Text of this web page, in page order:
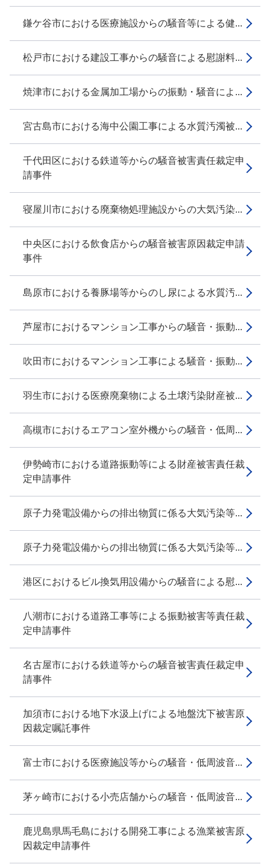
鎌ケ谷市における医療施設からの騒音等による健...
松戸市における建設工事からの騒音による慰謝料...
焼津市における金属加工場からの振動・騒音によ...
宮古島市における海中公園工事による水質汚濁被...
千代田区における鉄道等からの騒音被害責任裁定申
請事件
寝屋川市における廃棄物処理施設からの大気汚染...
中央区における飲食店からの騒音被害原因裁定申請
事件
島原市における養豚場等からのし尿による水質汚...
芦屋市におけるマンション工事からの騒音・振動...
吹田市におけるマンション工事による騒音・振動...
羽生市における医療廃棄物による土壌汚染財産被...
高槻市におけるエアコン室外機からの騒音・低周...
伊勢崎市における道路振動等による財産被害責任裁
定申請事件
原子力発電設備からの排出物質に係る大気汚染等...
原子力発電設備からの排出物質に係る大気汚染等...
港区におけるビル換気用設備からの騒音による慰...
八潮市における道路工事等による振動被害等責任裁
定申請事件
名古屋市における鉄道等からの騒音被害責任裁定申
請事件
加須市における地下水汲上げによる地盤沈下被害原
因裁定嘱託事件
富士市における医療施設等からの騒音・低周波音...
茅ヶ崎市における小売店舗からの騒音・低周波音...
鹿児島県馬毛島における開発工事による漁業被害原
因裁定申請事件